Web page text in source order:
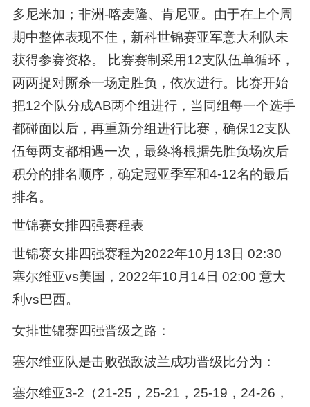
多尼米加；非洲-喀麦隆、肯尼亚。由于在上个周
期中整体表现不佳，新科世锦赛亚军意大利队未
获得参赛资格。 比赛赛制采用12支队伍单循环，
两两捉对厮杀一场定胜负，依次进行。比赛开始
把12个队分成AB两个组进行，当同组每一个选手
都碰面以后，再重新分组进行比赛，确保12支队
伍每两支都相遇一次，最终将根据先胜负场次后
积分的排名顺序，确定冠亚季军和4-12名的最后
排名。
世锦赛女排四强赛程表
世锦赛女排四强赛程为2022年10月13日 02:30
塞尔维亚vs美国，2022年10月14日 02:00 意大
利vs巴西。
女排世锦赛四强晋级之路：
塞尔维亚队是击败强敌波兰成功晋级比分为：
塞尔维亚3-2（21-25，25-21，25-19，24-26，